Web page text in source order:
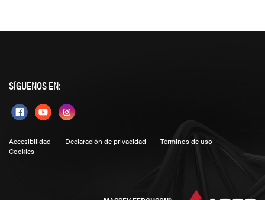
SÍGUENOS EN:
Accesibilidad Declaración de privacidad
Términos de uso
Cookies